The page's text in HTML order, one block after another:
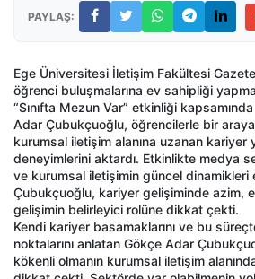
PAYLAŞ:
Ege Üniversitesi İletişim Fakültesi
öğrenci buluşmalarına ev sahipliği
“Sınıfta Mezun Var” etkinliği
Adar Çubukçuoğlu, öğrencilerle bir
kurumsal iletişim alanına uzanan
deneyimlerini aktardı. Etkinlikte medya
ve kurumsal iletişimin güncel dinamikleri
Çubukçuoğlu, kariyer gelişiminde azim,
gelişimin belirleyici rolüne dikkat çekti.
Kendi kariyer basamaklarını ve bu
noktalarını anlatan Gökçe Adar
kökenli olmanın kurumsal iletişim